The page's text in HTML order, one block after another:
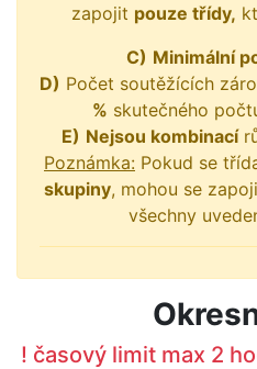
zapojit pouze třídy,
C) Minimální
D) Počet soutěžících
% skutečného
E) Nejsou kombinací
Poznámka: Pokud se
skupiny, mohou se
všechny
! časový limit max 2